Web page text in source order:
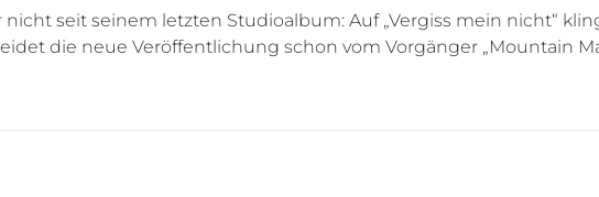
seit seinem letzten Studioalbum: Auf „Vergiss mein nicht“
die neue Veröffentlichung schon vom Vorgänger „Mountain